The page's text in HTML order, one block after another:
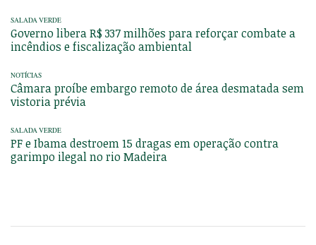
SALADA VERDE
Governo libera R$ 337 milhões para reforçar combate a
incêndios e fiscalização ambiental
NOTÍCIAS
Câmara proíbe embargo remoto de área desmatada sem
vistoria prévia
SALADA VERDE
PF e Ibama destroem 15 dragas em operação contra
garimpo ilegal no rio Madeira